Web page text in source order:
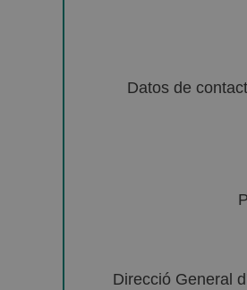
Datos de
Direcció General